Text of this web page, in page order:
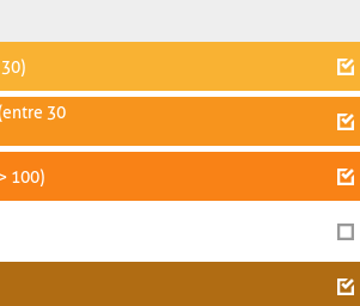
30
100)